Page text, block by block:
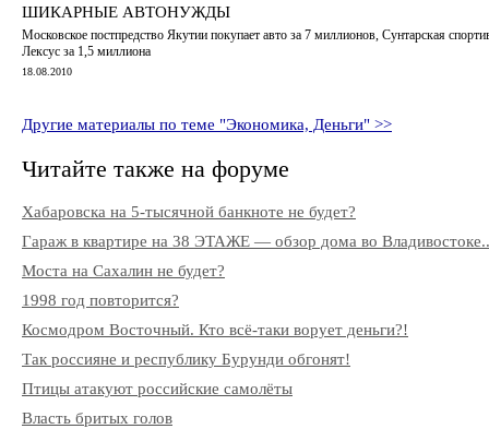
ШИКАРНЫЕ АВТОНУЖДЫ
Московское постпредство Якутии покупает авто за 7 миллионов, Сунтарская
Лексус за 1,5 миллиона
18.08.2010
Другие материалы по теме "Экономика, Деньги" >>
Читайте также на форуме
Хабаровска на 5-тысячной банкноте не будет?
Гараж в квартире на 38 ЭТАЖЕ — обзор дома во
Моста на Сахалин не будет?
1998 год повторится?
Космодром Восточный. Кто всё-таки ворует деньги?!
Так россияне и республику Бурунди обгонят!
Птицы атакуют российские самолёты
Власть бритых голов